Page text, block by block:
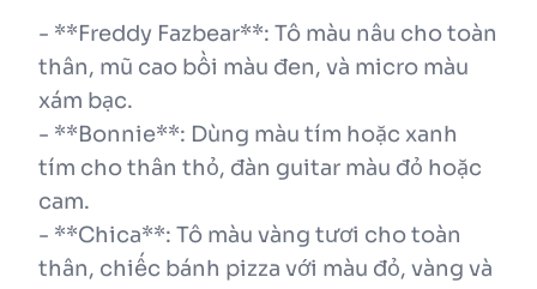
- **Freddy Fazbear**: Tô màu nâu cho toàn
thân, mũ cao bồi màu đen, và micro màu
xám bạc.
- **Bonnie**: Dùng màu tím hoặc xanh
tím cho thân thỏ, đàn guitar màu đỏ hoặc
cam.
- **Chica**: Tô màu vàng tươi cho toàn
thân, chiếc bánh pizza với màu đỏ, vàng và